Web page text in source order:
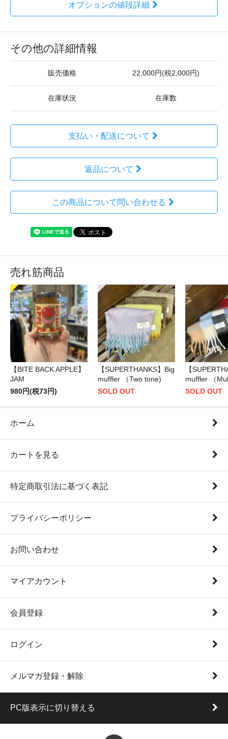
オプションの値段詳細
その他の詳細情報
販売価格 22,000円(税2,000円)
在庫状況 在庫数
支払い・配送について
返品について
この商品について問い合わせる
売れ筋商品
【BITE BACK APPLE】
JAM
980円(税73円)
【SUPERTHANKS】Big
muffler （Two tone)
SOLD OUT
【
muffler （
SOLD OUT
ホーム
カートを見る
特定商取引法に基づく表記
プライバシーポリシー
お問い合わせ
マイアカウント
会員登録
ログイン
メルマガ登録・解除
PC版表示に切り替える